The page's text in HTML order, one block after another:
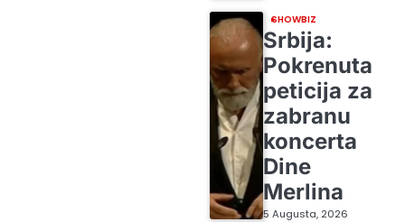
SHOWBIZ
Srbija:
Pokrenuta
peticija za
zabranu
koncerta
Dine
Merlina
5 Augusta, 2026